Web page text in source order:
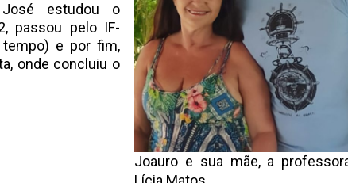
Joauro e sua mãe, a
estudou o
passou pelo IF-
tempo) e por fim,
onde concluiu o